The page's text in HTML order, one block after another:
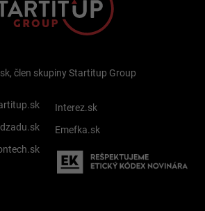
člen skupiny Startitup Group
Interez.sk
Emefka.sk